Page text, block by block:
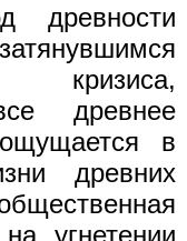
древности
кризиса,
древнее
в
древних
угнетении